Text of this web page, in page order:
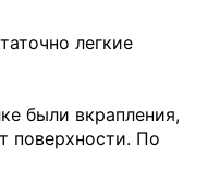
легкие
были вкрапления,
поверхности. По